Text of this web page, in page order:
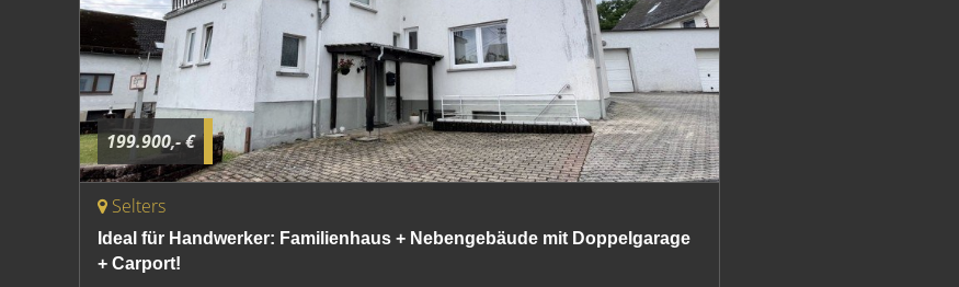
199.900,- €
Selters
Ideal für Handwerker: Familienhaus + Nebengebäude mit Doppelgarage
+ Carport!